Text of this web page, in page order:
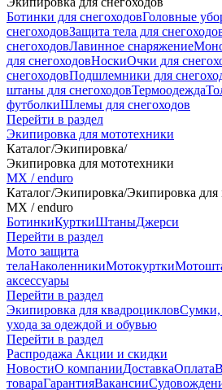
Ботинки для снегоходовГоловные
снегоходовЗащита тела для
снегоходовЛавинное снаряжение
для снегоходовНоскиОчки для
снегоходовПодшлемники для
штаны для снегоходовТермоодежда
футболкиШлемы для снегоходов
Перейти в раздел
Экипировка для мототехники
Каталог/Экипировка/
Экипировка для мототехники
MX / enduro
Каталог/Экипировка/Экипировка для
MX / enduro
БотинкиКурткиШтаныДжерси
Перейти в раздел
Мото защита
телаНаколенникиМотокуртки
аксессуары
Перейти в раздел
Экипировка для квадроцикловСумки,
ухода за одеждой и обувью
Перейти в раздел
Распродажа Акции и скидки
НовостиО компанииДоставкаОплата
товараГарантияВакансии